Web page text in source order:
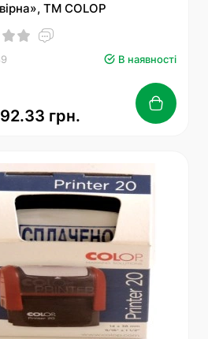
ТМ COLOP
В наявності
грн.